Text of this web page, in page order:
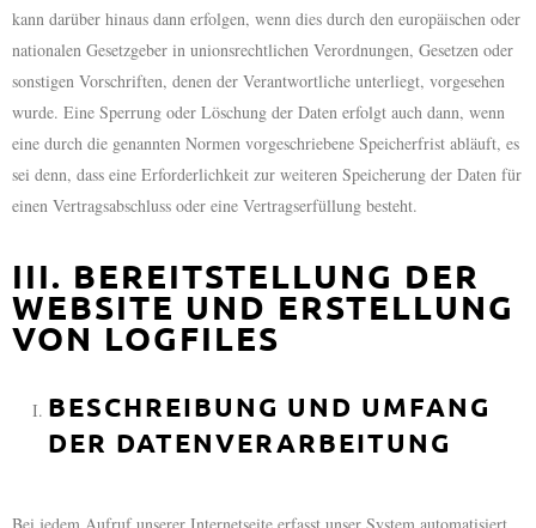
kann darüber hinaus dann erfolgen, wenn dies durch den europäischen oder
nationalen Gesetzgeber in unionsrechtlichen Verordnungen, Gesetzen oder
sonstigen Vorschriften, denen der Verantwortliche unterliegt, vorgesehen
wurde. Eine Sperrung oder Löschung der Daten erfolgt auch dann, wenn
eine durch die genannten Normen vorgeschriebene Speicherfrist abläuft, es
sei denn, dass eine Erforderlichkeit zur weiteren Speicherung der Daten für
einen Vertragsabschluss oder eine Vertragserfüllung besteht.
III. BEREITSTELLUNG DER
WEBSITE UND ERSTELLUNG
VON LOGFILES
BESCHREIBUNG UND UMFANG
DER DATENVERARBEITUNG